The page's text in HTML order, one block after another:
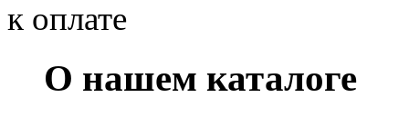
О нашем каталоге